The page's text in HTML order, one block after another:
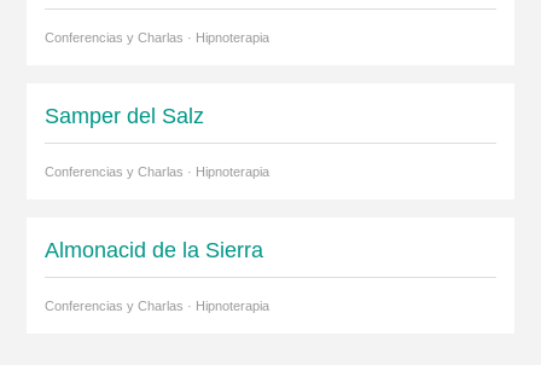
Conferencias y Charlas · Hipnoterapia
Samper del Salz
Conferencias y Charlas · Hipnoterapia
Almonacid de la Sierra
Conferencias y Charlas · Hipnoterapia